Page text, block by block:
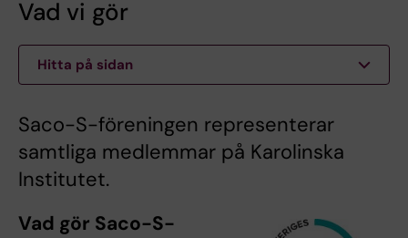
Vad vi gör
Hitta på sidan
Saco-S-föreningen representerar
samtliga medlemmar på Karolinska
Institutet.
Vad gör Saco-S-